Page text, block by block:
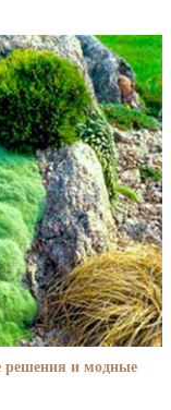
решения и модные